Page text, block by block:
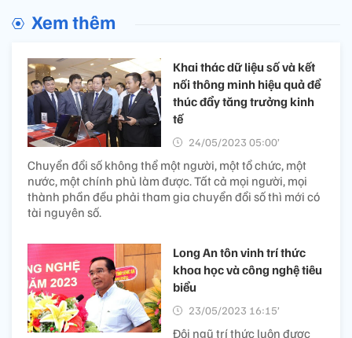
Xem thêm
Khai thác dữ liệu số và kết
nối thông minh hiệu quả để
thúc đẩy tăng trưởng kinh
tế
24/05/2023 05:00’
Chuyển đổi số không thể một người, một tổ chức, một
nước, một chính phủ làm được. Tất cả mọi người, mọi
thành phần đều phải tham gia chuyển đổi số thì mới có
tài nguyên số.
Long An tôn vinh trí thức
khoa học và công nghệ tiêu
biểu
23/05/2023 16:15’
Đội ngũ trí thức luôn được